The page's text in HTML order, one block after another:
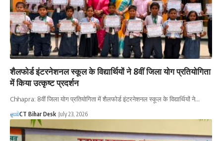
शैलफोर्ड इंटरनेशनल स्कूल के विद्यार्थियों ने 8वीं जिला योग प्रतियोगिता
में किया उत्कृष्ट प्रदर्शन
Chhapra: 8वीं जिला योग प्रतियोगिता में शैलफोर्ड इंटरनेशनल स्कूल के विद्यार्थियों ने…
CT Bihar Desk July 23, 2026